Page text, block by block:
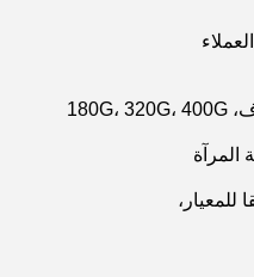
اللون الطبيعي من التسخين والخزف، 180G، 320G، 400G